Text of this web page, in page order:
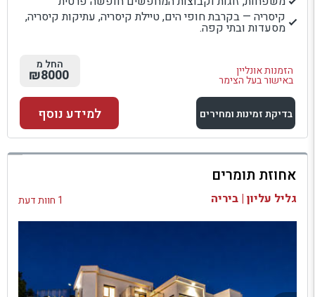
קיסריה — בקרבת חופי הים, טיילת קיסריה, עתיקות קיסריה,
מסעדות ובתי קפה.
הזמנות אונליין
באישור בעל הצימר
החל מ
₪8000
בדיקת זמינות ומחירים
למתחם זה
בדיקת זמינות ומחירים
למידע נוסף
אחוזת תומרים
גליל עליון | ביריה 1 חוות דעת